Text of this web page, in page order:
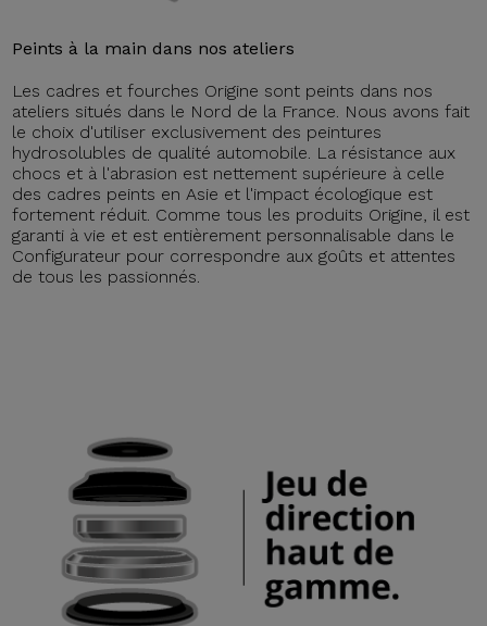
Peints à la main dans nos ateliers
Les cadres et fourches Origine sont peints dans nos
ateliers situés dans le Nord de la France. Nous avons fait
le choix d'utiliser exclusivement des peintures
hydrosolubles de qualité automobile. La résistance aux
chocs et à l'abrasion est nettement supérieure à celle
des cadres peints en Asie et l'impact écologique est
fortement réduit. Comme tous les produits Origine, il est
garanti à vie et est entièrement personnalisable dans le
Configurateur pour correspondre aux goûts et attentes
de tous les passionnés.